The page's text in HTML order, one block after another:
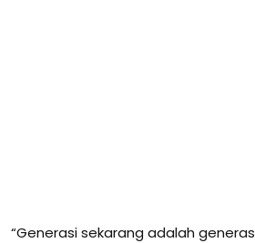
“Generasi sekarang adalah